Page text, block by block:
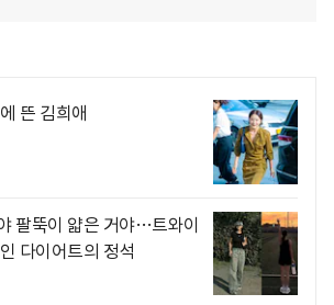
뜬 김희애
팔뚝이 얇은 거야…트와이
다이어트의 정석